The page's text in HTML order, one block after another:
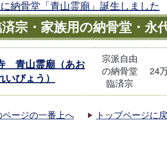
納骨堂「青山霊廟」誕生しました
宗・家族用の納骨堂・永
青山霊廟（あお
いびょう）
宗派自由
の納骨堂
臨済宗
24
ページの一番上へ トップページに